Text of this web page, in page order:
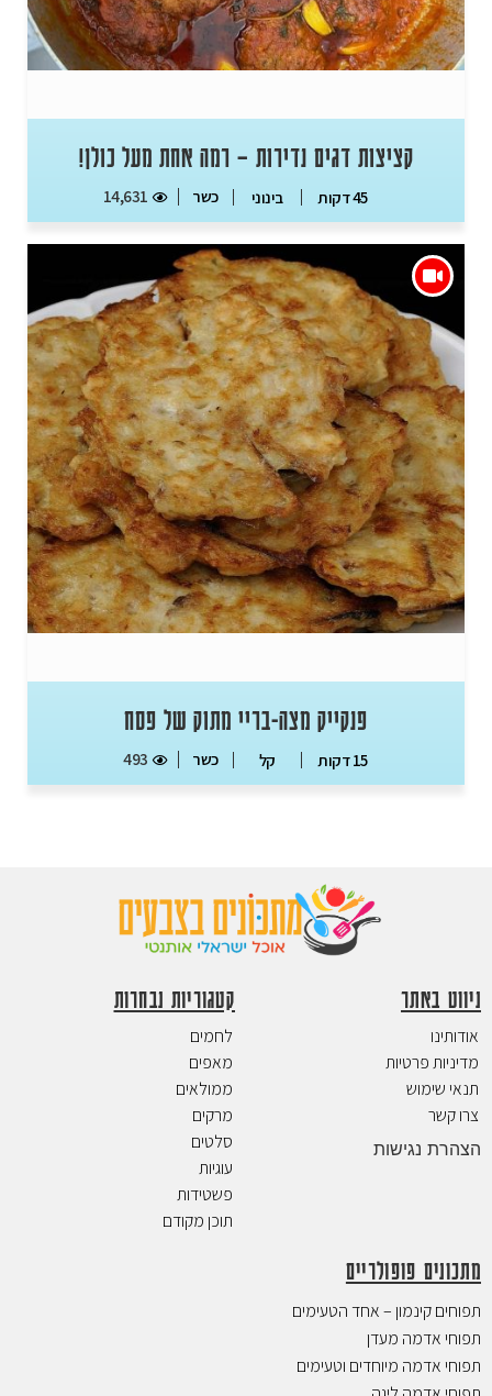
קציצות דגים נדירות – רמה אחת מעל כולן!
45 דקות בינוני כשר 14,631
פנקייק מצה-בריי מתוק של פסח
15 דקות קל כשר 493
ניווט באתר
אודותינו
מדיניות פרטיות
תנאי שימוש
צרו קשר
הצהרת נגישות
קטגוריות נבחרות
לחמים
מאפים
ממולאים
מרקים
סלטים
עוגיות
פשטידות
תוכן מקודם
מתכונים פופולריים
תפוחים קינמון – אחד הטעימים
תפוחי אדמה מעדן
תפוחי אדמה מיוחדים וטעימים